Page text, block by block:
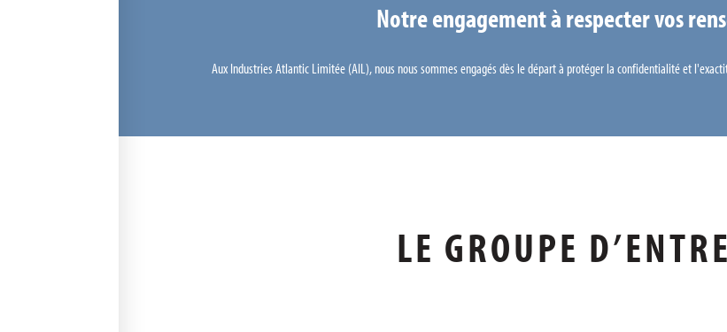
Notre engagement à respecter vos
Aux Industries Atlantic Limitée (AIL), nous nous sommes engagés dès le départ à protéger la confidentialité et
LE GROUPE